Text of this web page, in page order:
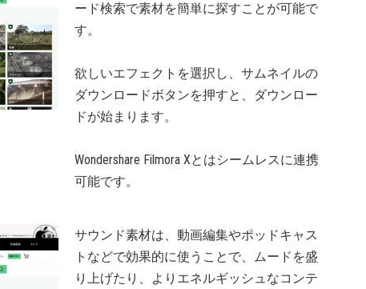
ード検索で素材を簡単に探すことが可能で
す。
欲しいエフェクトを選択し、サムネイルの
ダウンロードボタンを押すと、ダウンロー
ドが始まります。
Wondershare Filmora Xとはシームレスに連携
可能です。
サウンド素材は、動画編集やポッドキャス
トなどで効果的に使うことで、ムードを盛
り上げたり、よりエネルギッシュなコンテ